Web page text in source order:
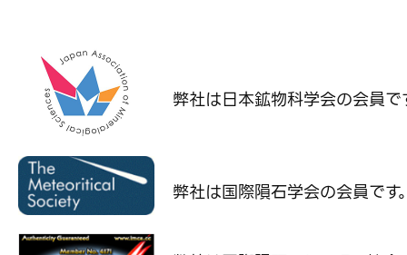
弊社は日本鉱物科学会の会員で
弊社は国際隕石学会の会員です